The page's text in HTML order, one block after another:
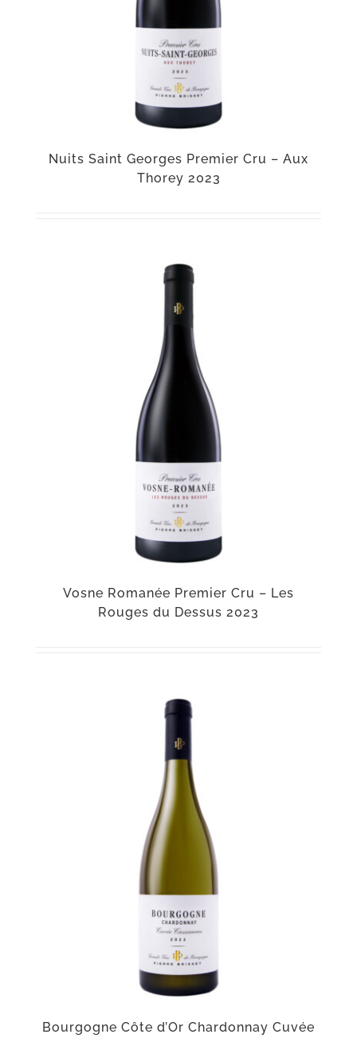
Nuits Saint Georges Premier Cru – Aux
Thorey 2023
Vosne Romanée Premier Cru – Les
Rouges du Dessus 2023
Bourgogne Côte d’Or Chardonnay Cuvée